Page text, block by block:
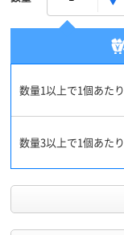
数量1以上で1個あたり
数量3以上で1個あたり